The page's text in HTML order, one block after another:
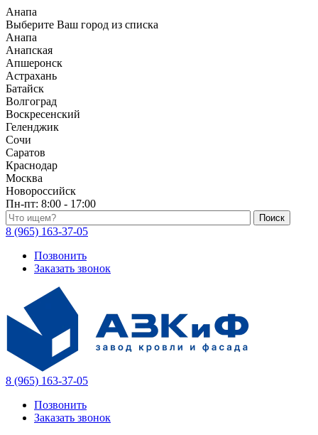
Анапа
Выберите Ваш город из списка
Анапа
Анапская
Апшеронск
Астрахань
Батайск
Волгоград
Воскресенский
Геленджик
Сочи
Саратов
Краснодар
Москва
Новороссийск
Пн-пт: 8:00 - 17:00
Поиск по каталогу
8 (965) 163-37-05
Позвонить
Заказать звонок
8 (965) 163-37-05
Позвонить
Заказать звонок